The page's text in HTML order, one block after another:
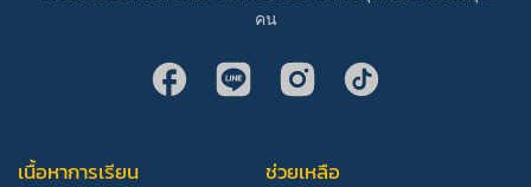
คน
เนื้อหาการเรียน ช่วยเหลือ